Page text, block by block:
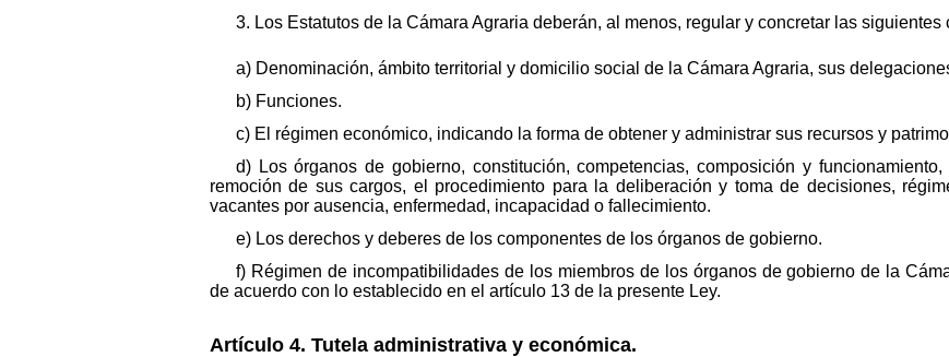
3. Los Estatutos de la Cámara Agraria deberán, al menos, regular y concretar las siguientes
a) Denominación, ámbito territorial y domicilio social de la Cámara Agraria, sus
b) Funciones.
c) El régimen económico, indicando la forma de obtener y administrar sus recursos y
d) Los órganos de gobierno, constitución, competencias, composición y
remoción de sus cargos, el procedimiento para la deliberación y toma de decisiones,
vacantes por ausencia, enfermedad, incapacidad o fallecimiento.
e) Los derechos y deberes de los componentes de los órganos de gobierno.
f) Régimen de incompatibilidades de los miembros de los órganos de gobierno de la
de acuerdo con lo establecido en el artículo 13 de la presente Ley.
Artículo 4. Tutela administrativa y económica.